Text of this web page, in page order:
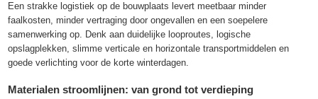
Een strakke logistiek op de bouwplaats levert meetbaar minder
faalkosten, minder vertraging door ongevallen en een soepelere
samenwerking op. Denk aan duidelijke looproutes, logische
opslagplekken, slimme verticale en horizontale transportmiddelen en
goede verlichting voor de korte winterdagen.
Materialen stroomlijnen: van grond tot verdieping